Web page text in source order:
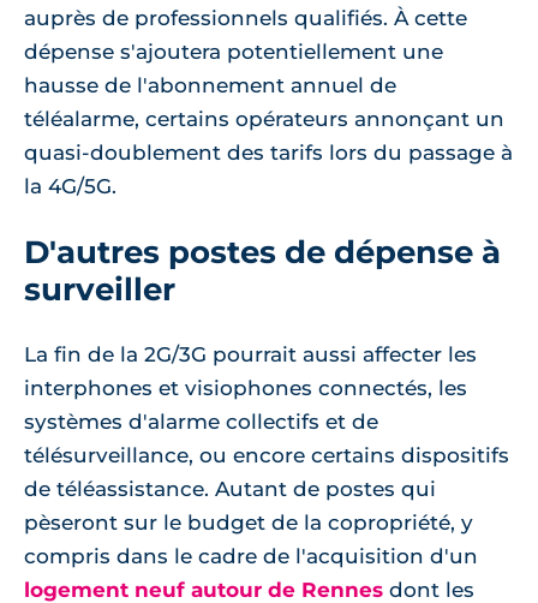
auprès de professionnels qualifiés. À cette
dépense s'ajoutera potentiellement une
hausse de l'abonnement annuel de
téléalarme, certains opérateurs annonçant un
quasi-doublement des tarifs lors du passage à
la 4G/5G.
D'autres postes de dépense à
surveiller
La fin de la 2G/3G pourrait aussi affecter les
interphones et visiophones connectés, les
systèmes d'alarme collectifs et de
télésurveillance, ou encore certains dispositifs
de téléassistance. Autant de postes qui
pèseront sur le budget de la copropriété, y
compris dans le cadre de l'acquisition d'un
logement neuf autour de Rennes dont les